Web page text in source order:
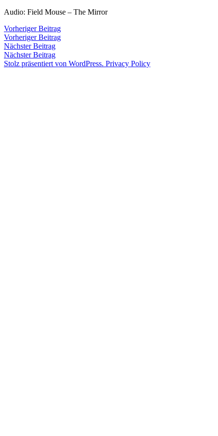
Zum
springen
von
Juni
2016
einen
Kommentar
zu
Audio: Field Mouse – The Mirror
Veröffentlicht
von
snhpfr
3.
Juni
2016
Veröffentlicht
in
Uncategorized
Beitragsnavigation
Vorheriger BeitragVorheriger
Beitrag:
Vorheriger Beitrag
Nächster BeitragNächster
Beitrag:
Nächster Beitrag
Stolz präsentiert von WordPress. Privacy Policy